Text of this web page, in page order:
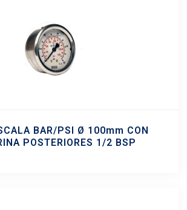
BAR/PSI Ø 100mm CON
POSTERIORES 1/2 BSP